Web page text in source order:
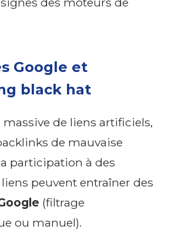
Google et
black hat
massive de liens artificiels,
de mauvaise
participation à des
peuvent entraîner des
(filtrage
ou manuel).